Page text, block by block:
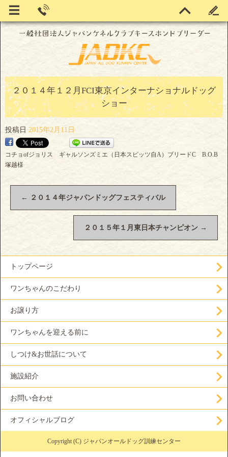
２０１４年１２月FCI東京インターナショナルドッグ
ショー
投稿日 2015年2月11日
コチョofジョリス ギャルソンズミエ（日本スピッツ自A）ブリードC B.O.B
塚越様
← ２０１４年ジャパンドッグフェスティバル
２０１５年１月東日本チャンピオン →
トップページ
ワンちゃんのこだわり
お譲り方
ワンちゃんを迎える前に
しつけ&お世話について
施設紹介
お問い合わせ
オフィシャルブログ
Copyright (C) ジャパンオールドッグ訓練センター